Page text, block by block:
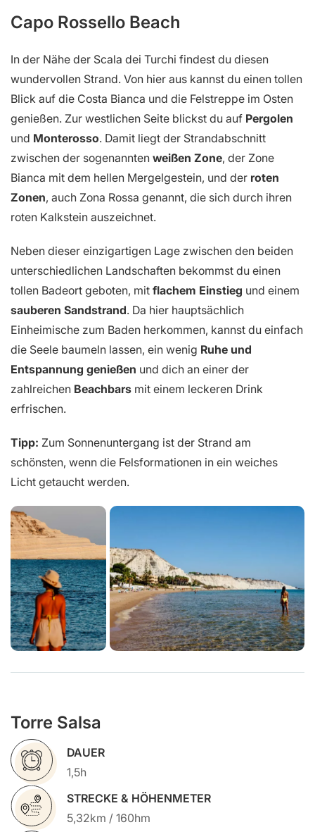
Capo Rossello Beach
In der Nähe der Scala dei Turchi findest du diesen
wundervollen Strand. Von hier aus kannst du einen tollen
Blick auf die Costa Bianca und die Felstreppe im Osten
genießen. Zur westlichen Seite blickst du auf Pergolen
und Monterosso. Damit liegt der Strandabschnitt
zwischen der sogenannten weißen Zone, der Zone
Bianca mit dem hellen Mergelgestein, und der roten
Zonen, auch Zona Rossa genannt, die sich durch ihren
roten Kalkstein auszeichnet.
Neben dieser einzigartigen Lage zwischen den beiden
unterschiedlichen Landschaften bekommst du einen
tollen Badeort geboten, mit flachem Einstieg und einem
sauberen Sandstrand. Da hier hauptsächlich
Einheimische zum Baden herkommen, kannst du einfach
die Seele baumeln lassen, ein wenig Ruhe und
Entspannung genießen und dich an einer der
zahlreichen Beachbars mit einem leckeren Drink
erfrischen.
Tipp: Zum Sonnenuntergang ist der Strand am
schönsten, wenn die Felsformationen in ein weiches
Licht getaucht werden.
Torre Salsa
DAUER
1,5h
STRECKE & HÖHENMETER
5,32km / 160hm